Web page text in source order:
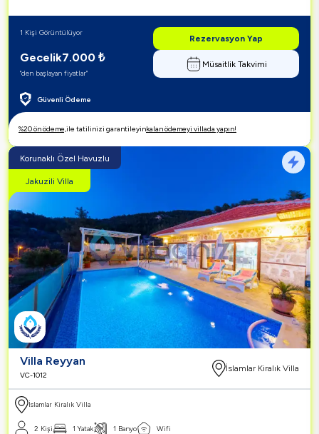
Güvenli Ödeme
Gecelik7.000 ₺
"den başlayan fiyatlar"
1 Kişi Görüntülüyor
Rezervasyon Yap
Müsaitlik Takvimi
%20 ön ödeme,ile tatilinizi garantileyinkalan ödemeyi villada yapın!
Korunaklı Özel Havuzlu
Jakuzili Villa
Villa Reyyan
VC-1012
İslamlar Kiralık Villa
İslamlar Kiralık Villa
2 Kişi 1 Yatak 1 Banyo Wifi